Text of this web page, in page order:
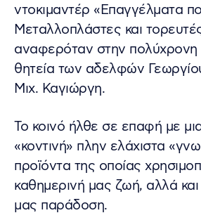
ντοκιμαντέρ «Επαγγέλματα
Μεταλλοπλάστες και
αναφερόταν στην πολύχρονη
θητεία των αδελφών
Μιχ. Καγιώργη.
Το κοινό ήλθε σε επαφή με
«κοντινή» πλην ελάχιστα
προϊόντα της οποίας
καθημερινή μας ζωή, αλλά και
μας παράδοση.